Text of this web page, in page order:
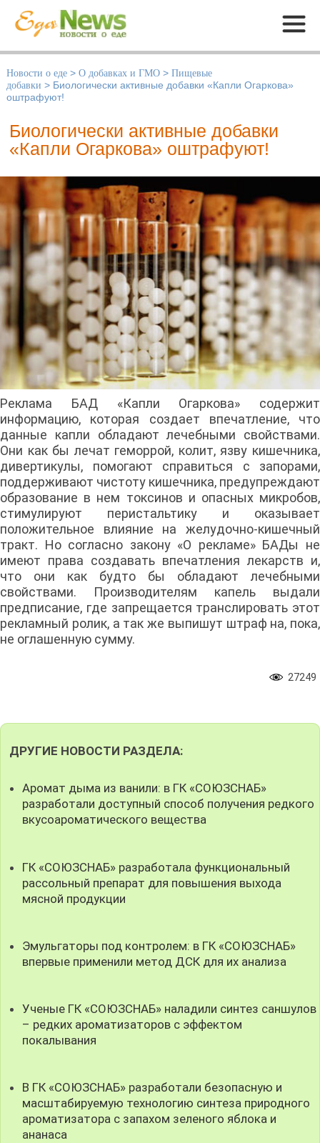
Меню
Новости о еде > О добавках и ГМО > Пищевые
добавки > Биологически активные добавки «Капли Огаркова»
оштрафуют!
Биологически активные добавки
«Капли Огаркова» оштрафуют!
Реклама БАД «Капли Огаркова» содержит
информацию, которая создает впечатление, что
данные капли обладают лечебными свойствами.
Они как бы лечат геморрой, колит, язву кишечника,
дивертикулы, помогают справиться с запорами,
поддерживают чистоту кишечника, предупреждают
образование в нем токсинов и опасных микробов,
стимулируют перистальтику и оказывает
положительное влияние на желудочно-кишечный
тракт. Но согласно закону «О рекламе» БАДы не
имеют права создавать впечатления лекарств и,
что они как будто бы обладают лечебными
свойствами. Производителям капель выдали
предписание, где запрещается транслировать этот
рекламный ролик, а так же выпишут штраф на, пока,
не оглашенную сумму.
27249
ДРУГИЕ НОВОСТИ РАЗДЕЛА:
Аромат дыма из ванили: в ГК «СОЮЗСНАБ»
разработали доступный способ получения редкого
вкусоароматического вещества
ГК «СОЮЗСНАБ» разработала функциональный
рассольный препарат для повышения выхода
мясной продукции
Эмульгаторы под контролем: в ГК «СОЮЗСНАБ»
впервые применили метод ДСК для их анализа
Ученые ГК «СОЮЗСНАБ» наладили синтез саншулов
– редких ароматизаторов с эффектом
покалывания
В ГК «СОЮЗСНАБ» разработали безопасную и
масштабируемую технологию синтеза природного
ароматизатора с запахом зеленого яблока и
ананаса